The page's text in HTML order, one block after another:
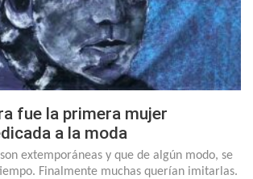
fue la primera mujer
a la moda
extemporáneas y que de algún modo, se
Finalmente muchas querían imitarlas.